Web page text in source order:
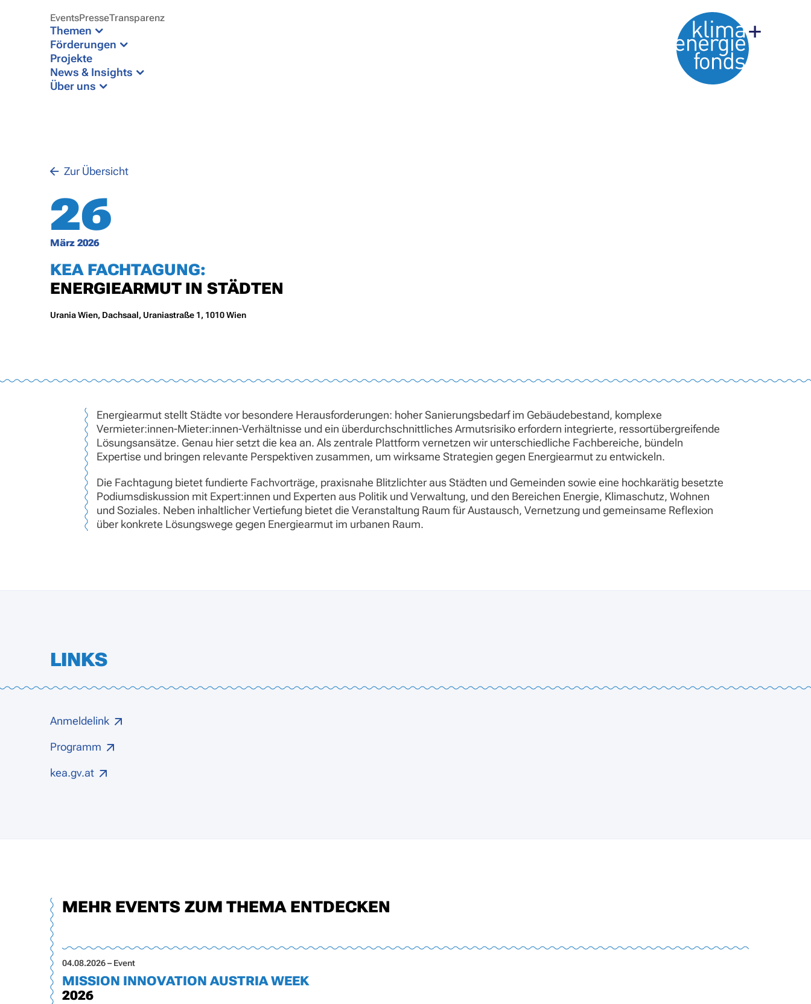
EventsPresseTransparenz
Themen
Förderungen
Projekte
News & Insights
Über uns
Zur Übersicht
26
März 2026
KEA FACHTAGUNG:
ENERGIEARMUT IN STÄDTEN
Urania Wien, Dachsaal, Uraniastraße 1, 1010 Wien
Energiearmut stellt Städte vor besondere Herausforderungen: hoher Sanierungsbedarf im Gebäudebestand, komplexe
Vermieter:innen-Mieter:innen-Verhältnisse und ein überdurchschnittliches Armutsrisiko erfordern integrierte, ressortübergreifende
Lösungsansätze. Genau hier setzt die kea an. Als zentrale Plattform vernetzen wir unterschiedliche Fachbereiche, bündeln
Expertise und bringen relevante Perspektiven zusammen, um wirksame Strategien gegen Energiearmut zu entwickeln.
Die Fachtagung bietet fundierte Fachvorträge, praxisnahe Blitzlichter aus Städten und Gemeinden sowie eine hochkarätig besetzte
Podiumsdiskussion mit Expert:innen und Experten aus Politik und Verwaltung, und den Bereichen Energie, Klimaschutz, Wohnen
und Soziales. Neben inhaltlicher Vertiefung bietet die Veranstaltung Raum für Austausch, Vernetzung und gemeinsame Reflexion
über konkrete Lösungswege gegen Energiearmut im urbanen Raum.
LINKS
Anmeldelink
Programm
kea.gv.at
MEHR EVENTS ZUM THEMA ENTDECKEN
04.08.2026 – Event
MISSION INNOVATION AUSTRIA WEEK
2026